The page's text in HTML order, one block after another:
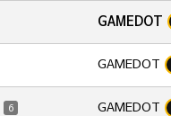
GAMEDOT
GAMEDOT
6 GAMEDOT